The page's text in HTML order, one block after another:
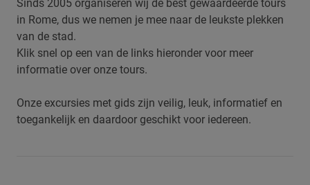
Sinds 2005 organiseren wij de best gewaardeerde tours
in Rome, dus we nemen je mee naar de leukste plekken
van de stad.
Klik snel op een van de links hieronder voor meer
informatie over onze tours.
Onze excursies met gids zijn veilig, leuk, informatief en
toegankelijk en daardoor geschikt voor iedereen.